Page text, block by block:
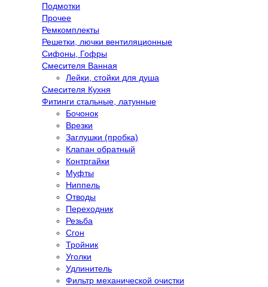
Подмотки
Прочее
Ремкомплекты
Решетки, лючки вентиляционные
Сифоны, Гофры
Смесителя Ванная
Лейки, стойки для душа
Смесителя Кухня
Фитинги стальные, латунные
Бочонок
Врезки
Заглушки (пробка)
Клапан обратный
Контргайки
Муфты
Ниппель
Отводы
Переходник
Резьба
Сгон
Тройник
Уголки
Удлинитель
Фильтр механической очистки